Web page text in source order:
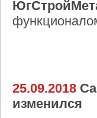
25.09.2018
изменился